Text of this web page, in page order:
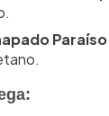
Paraíso